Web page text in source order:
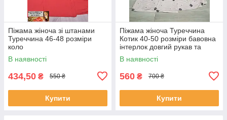
Піжама жіноча зі штанами
Туреччина 46-48 розміри
коло
В наявності
434,50 ₴ 550 ₴
Купити
Піжама жіноча Туреччина
Котик 40-50 розміри бавовна
інтерлок довгий рукав та
штани беж
В наявності
560 ₴ 700 ₴
Купити